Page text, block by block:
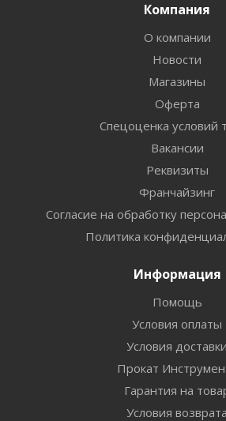
Компания
О компании
Новости
Магазины
Оферта
Спецоценка условий
Вакансии
Реквизиты
Франчайзинг
Согласие на обработку
Политика
Информация
Помощь
Условия оплаты
Условия доставки
Прокат
Гарантия на
Условия возврата